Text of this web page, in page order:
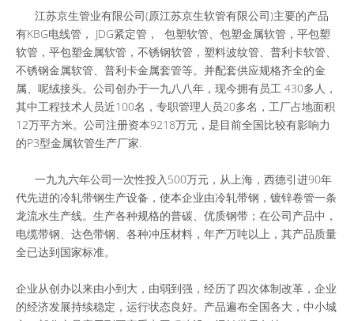
关于京生
江苏京生管业有限公司(原江苏京生软管有限公司)主要的产品
有KBG电线管， JDG紧定管， 包塑软管、包塑金属软管，平包塑
软管，平包塑金属软管，不锈钢软管，塑料波纹管、普利卡软管、
不锈钢金属软管、普利卡金属套管等。并配套供应规格齐全的金
属、呢绒接头。公司创办于一九八八年，现今拥有员工 430多人，
其中工程技术人员近100名，专职管理人员20多名，工厂占地面积
12万平方米。公司注册资本9218万元，是目前全国比较有影响力
的P3型金属软管生产厂家.
一九九六年公司一次性投入500万元，从上海，西德引进90年
代先进的冷轧带钢生产设备，使本企业由冷轧带钢，镀锌卷管一条
龙流水生产线。生产各种规格的普碳、优质钢带；在公司产品中，
电缆带钢、达色带钢、各种冲压材料，年产万吨以上，其产品质量
全已达到国家标准。